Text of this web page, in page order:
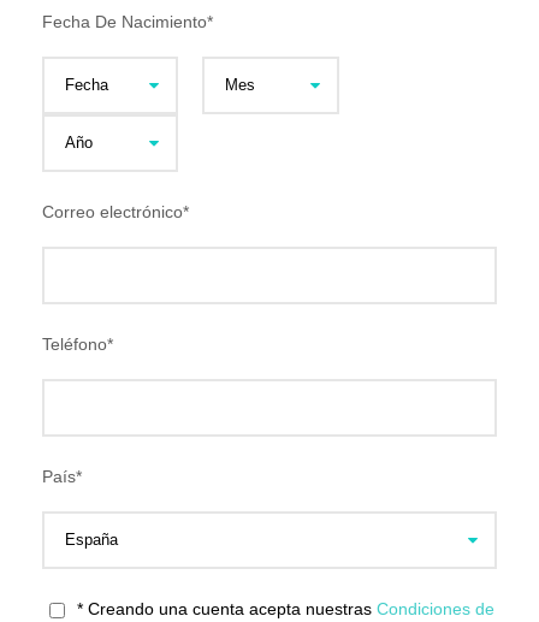
Fecha De Nacimiento*
Correo electrónico*
Teléfono*
País*
* Creando una cuenta acepta nuestras Condiciones de